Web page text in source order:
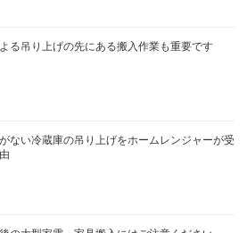
る吊り上げの先にある搬入作業も重要です
ない冷蔵庫の吊り上げをホームレンジャーが受